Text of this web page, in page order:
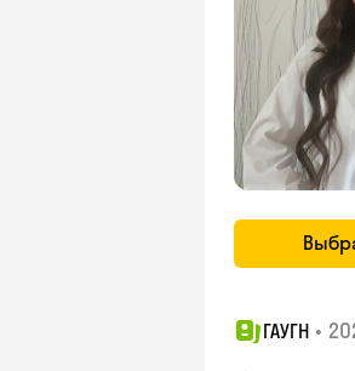
ГАУГН •